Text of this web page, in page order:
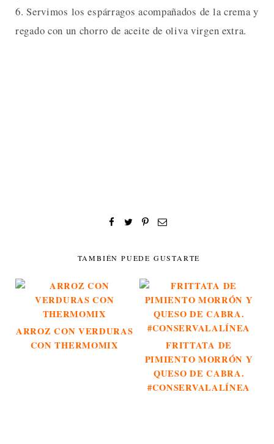
6. Servimos los espárragos acompañados de la crema y
regado con un chorro de aceite de oliva virgen extra.
TAMBIÉN PUEDE GUSTARTE
ARROZ CON VERDURAS
CON THERMOMIX
FRITTATA DE
PIMIENTO MORRÓN Y
QUESO DE CABRA.
#CONSERVALALÍNEA